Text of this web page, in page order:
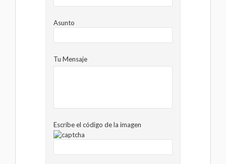
Asunto
Tu Mensaje
Escribe el código de la imagen